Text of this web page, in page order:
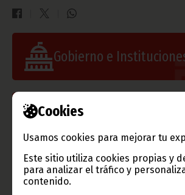
Cookies
Usamos cookies para mejorar tu
Este sitio utiliza cookies propias y
para analizar el tráfico y
contenido.
Gobierno e
Información de Guinea
TVGE